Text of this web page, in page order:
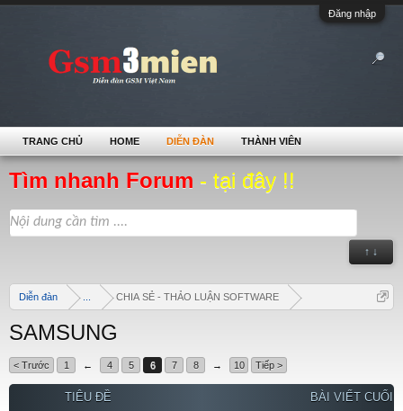
Đăng nhập
Tìm nhanh Forum - tại đây !!
↑ ↓
Diễn đàn CHIA SẺ - THẢO LUẬN SOFTWARE
SAMSUNG
< Trước 1 ← 4 5 6 7 8 → 10 Tiếp >
TIÊU ĐỀ BÀI VIẾT CUỐI
TRANG CHỦ HOME DIỄN ĐÀN THÀNH VIÊN